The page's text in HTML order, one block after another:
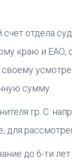
отдела
краю и ЕАО,
сумму.
гр. С.
для
до 6-ти